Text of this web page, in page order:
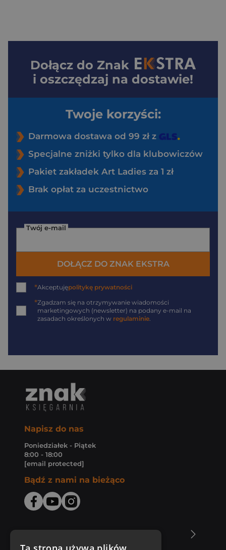
Dołącz do Znak
i oszczędzaj na dostawie!
Twoje korzyści:
Darmowa dostawa od 99 zł z
Specjalne zniżki tylko dla klubowiczów
Pakiet zakładek Art Ladies za 1 zł
Brak opłat za uczestnictwo
Twój e-mail
DOŁĄCZ DO ZNAK EKSTRA
*Akceptujępolitykę prywatności
*Zgadzam się na otrzymywanie wiadomości
marketingowych (newsletter) na podany e-mail na
zasadach określonych w regulaminie.
Napisz do nas
Poniedziałek - Piątek
8:00 - 18:00
[email protected]
Bądź z nami na bieżąco